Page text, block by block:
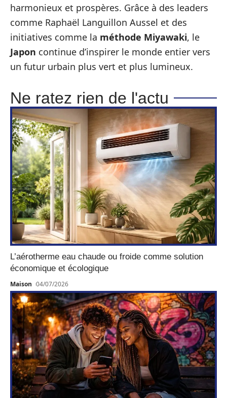
harmonieux et prospères. Grâce à des leaders
comme Raphaël Languillon Aussel et des
initiatives comme la méthode Miyawaki, le
Japon continue d’inspirer le monde entier vers
un futur urbain plus vert et plus lumineux.
Ne ratez rien de l'actu
L’aérotherme eau chaude ou froide comme solution
économique et écologique
Maison 04/07/2026